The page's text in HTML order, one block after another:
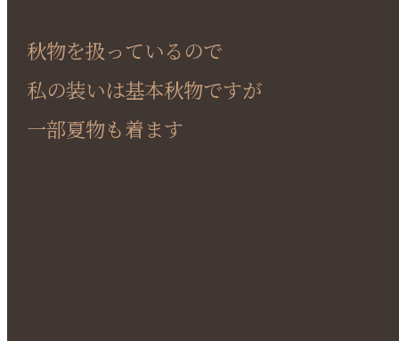
秋物を扱っているので
私の装いは基本秋物ですが
一部夏物も着ます